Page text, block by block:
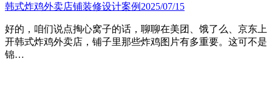
韩式炸鸡外卖店铺装修设计案例2025/07/15
好的，咱们说点掏心窝子的话，聊聊在美团、饿了么、京东上
开韩式炸鸡外卖店，铺子里那些炸鸡图片有多重要。这可不是
锦…